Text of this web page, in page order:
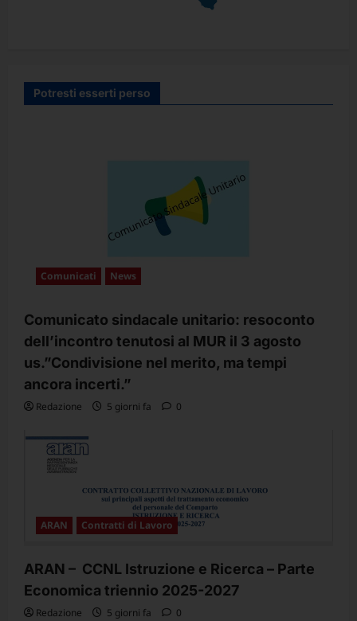
Potresti esserti perso
Comunicati News
Comunicato sindacale unitario: resoconto
dell’incontro tenutosi al MUR il 3 agosto
us.”Condivisione nel merito, ma tempi
ancora incerti.”
Redazione 5 giorni fa 0
ARAN Contratti di Lavoro
ARAN – CCNL Istruzione e Ricerca – Parte
Economica triennio 2025-2027
Redazione 5 giorni fa 0